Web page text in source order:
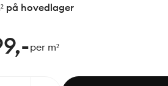
på hovedlager
per m²